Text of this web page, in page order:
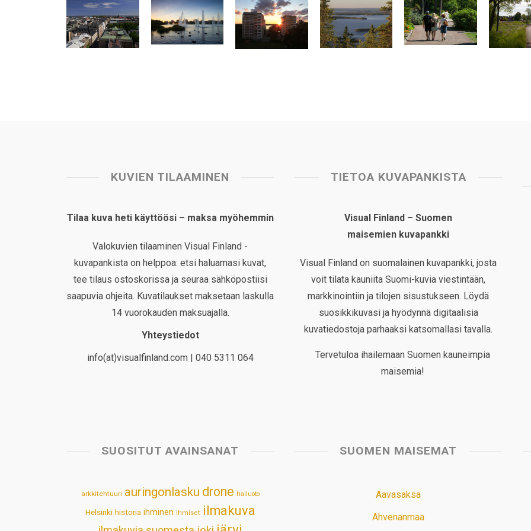
A
p
b
o
o
e
d
I
e
r
e
l
e
KUVIEN TILAAMINEN
Tilaa kuva heti käyttöösi – maksa myöhemmin
Valokuvien tilaaminen Visual Finland -
kuvapankista on helppoa: etsi haluamasi kuvat,
tee tilaus ostoskorissa ja seuraa sähköpostiisi
saapuvia ohjeita. Kuvatilaukset maksetaan laskulla
14 vuorokauden maksuajalla.
Yhteystiedot
info(at)visualfinland.com | 040 5311 064
TIETOA KUVAPANKISTA
Visual Finland – Suomen
maisemien kuvapankki
Visual Finland on suomalainen kuvapankki, josta
voit tilata kauniita Suomi-kuvia viestintään,
markkinointiin ja tilojen sisustukseen. Löydä
suosikkikuvasi ja hyödynnä digitaalisia
kuvatiedostoja parhaaksi katsomallasi tavalla.
Tervetuloa ihailemaan Suomen kauneimpia
maisemia!
SUOSITUT AVAINSANAT
arkkitehtuuri auringonlasku drone hailuoto
Helsinki historia ihminen ihmiset ilmakuva
SUOMEN MAISEMAT
Aavasaksa
Ahvenanmaa